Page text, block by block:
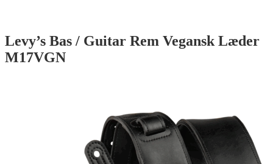
Levy’s Bas / Guitar Rem Vegansk Læder
M17VGN